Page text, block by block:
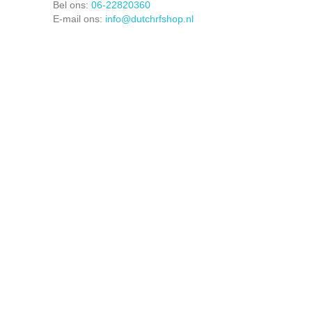
Bel ons: 06-22820360
E-mail ons: info@dutchrfshop.nl